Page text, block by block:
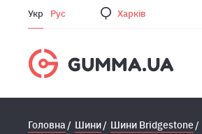
Укр Рус Харкiв
Головна Шини Шини Bridgestone